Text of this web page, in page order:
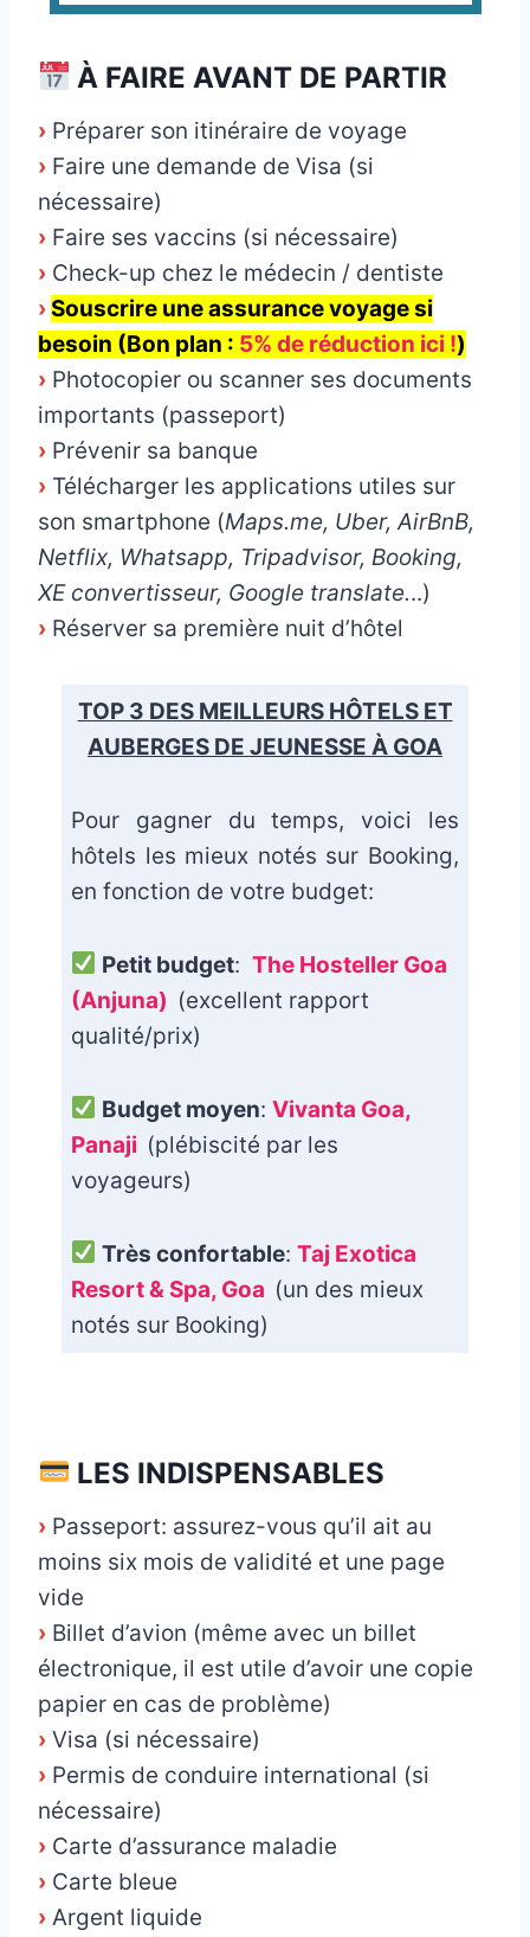
À FAIRE AVANT DE PARTIR
› Préparer son itinéraire de voyage
› Faire une demande de Visa (si
nécessaire)
› Faire ses vaccins (si nécessaire)
› Check-up chez le médecin / dentiste
› Souscrire une assurance voyage si
besoin (Bon plan : 5% de réduction ici !)
› Photocopier ou scanner ses documents
importants (passeport)
› Prévenir sa banque
› Télécharger les applications utiles sur
son smartphone (Maps.me, Uber, AirBnB,
Netflix, Whatsapp, Tripadvisor, Booking,
XE convertisseur, Google translate...)
› Réserver sa première nuit d’hôtel
TOP 3 DES MEILLEURS HÔTELS ET
AUBERGES DE JEUNESSE À GOA
Pour gagner du temps, voici les
hôtels les mieux notés sur Booking,
en fonction de votre budget:
Petit budget: The Hosteller Goa
(Anjuna) (excellent rapport
qualité/prix)
Budget moyen: Vivanta Goa,
Panaji (plébiscité par les
voyageurs)
Très confortable: Taj Exotica
Resort & Spa, Goa (un des mieux
notés sur Booking)
LES INDISPENSABLES
› Passeport: assurez-vous qu’il ait au
moins six mois de validité et une page
vide
› Billet d’avion (même avec un billet
électronique, il est utile d’avoir une copie
papier en cas de problème)
› Visa (si nécessaire)
› Permis de conduire international (si
nécessaire)
› Carte d’assurance maladie
› Carte bleue
› Argent liquide